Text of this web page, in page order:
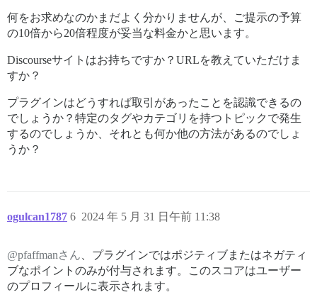
何をお求めなのかまだよく分かりませんが、ご提示の予算
の10倍から20倍程度が妥当な料金かと思います。
Discourseサイトはお持ちですか？URLを教えていただけま
すか？
プラグインはどうすれば取引があったことを認識できるの
でしょうか？特定のタグやカテゴリを持つトピックで発生
するのでしょうか、それとも何か他の方法があるのでしょ
うか？
ogulcan1787 2024 年 5 月 31 日午前 11:38
6
@pfaffmanさん 、プラグインではポジティブまたはネガティ
ブなポイントのみが付与されます。このスコアはユーザー
のプロフィールに表示されます。